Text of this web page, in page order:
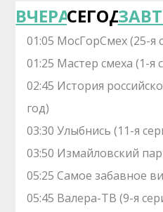
ВЧЕРАСЕГОДНЯ
01:05 МосГорСмех (25-я
01:25 Мастер смеха (1-я
02:45 История
год)
03:30 Улыбнись (11-я
03:50 Измайловский
05:25 Самое забавное
05:45 Валера-ТВ (9-я